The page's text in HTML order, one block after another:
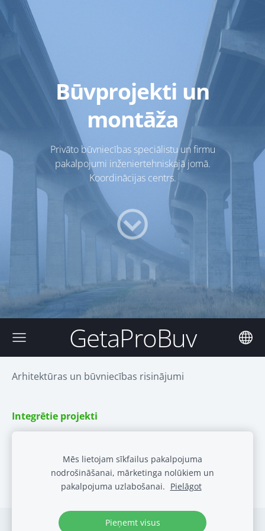
Būvprojekti un
montāža
Privāto būvniecības speciālistu un firmu
pakalpojumi inženiertehniskajā jomā.
Koordinācijas centrs.
GetaProBuv
Arhitektūras un būvniecības risinājumi
Integrētie projekti
Šeit var atrast visus nepieciešamos speciālistus
uzprojektētu un uzbūvētuprivātmāju vai ēku,pieslēgtu
inženierkomunikācijasun nodotu ēku ekspluatācijā.
Mēs lietojam sīkfailus pakalpojuma
nodrošināšanai, mārketinga nolūkiem un
pakalpojuma uzlabošanai. Pielāgot
Pieņemt visus